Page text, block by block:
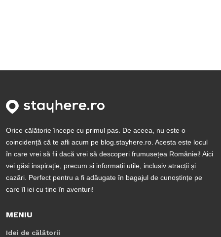
Orice călătorie începe cu primul pas. De aceea, nu este o
coincidență că te afli acum pe blog.stayhere.ro. Acesta este locul
în care vrei să fii dacă vrei să descoperi frumusețea României! Aici
vei găsi inspirație, precum și informații utile, inclusiv atracții și
cazări. Perfect pentru a fi adăugate în bagajul de cunoștințe pe
care îl iei cu tine în aventuri!
MENIU
Idei de călătorii